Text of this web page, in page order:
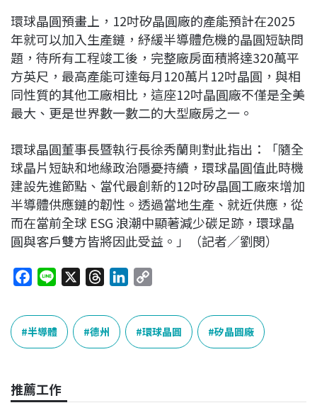
環球晶圓預畫上，12吋矽晶圓廠的產能預計在2025
年就可以加入生產鏈，紓緩半導體危機的晶圓短缺問
題，待所有工程竣工後，完整廠房面積將達320萬平
方英尺，最高產能可達每月120萬片12吋晶圓，與相
同性質的其他工廠相比，這座12吋晶圓廠不僅是全美
最大、更是世界數一數二的大型廠房之一。
環球晶圓董事長暨執行長徐秀蘭則對此指出：「隨全
球晶片短缺和地緣政治隱憂持續，環球晶圓值此時機
建設先進節點、當代最創新的12吋矽晶圓工廠來增加
半導體供應鏈的韌性。透過當地生產、就近供應，從
而在當前全球 ESG 浪潮中顯著減少碳足跡，環球晶
圓與客戶雙方皆將因此受益。」（記者／劉閔）
c
e
b
o
k
n
e
r
e
a
n
e
n
p
y
L
k
半導體 德州 環球晶圓 矽晶圓廠
推薦工作